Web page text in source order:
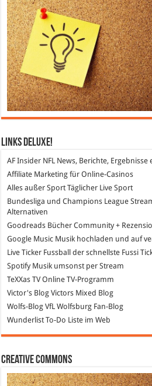
Links DeLuXe!
AF Insider NFL News, Berichte, Ergebnisse
Affiliate Marketing für Online-Casinos
Alles außer Sport Täglicher Live Sport
Bundesliga und Champions League
Alternativen
Goodreads Bücher Community +
Google Music Musik hochladen und auf
Live Ticker Fussball der schnellste Fussi
SpotifyMusik umsonst per Stream
TeXXas TVOnline TV-Programm
Victor's Blog Victors Mixed Blog
Wolfs-Blog VfL Wolfsburg Fan-Blog
Wunderlist To-Do Liste im Web
Creative Commons